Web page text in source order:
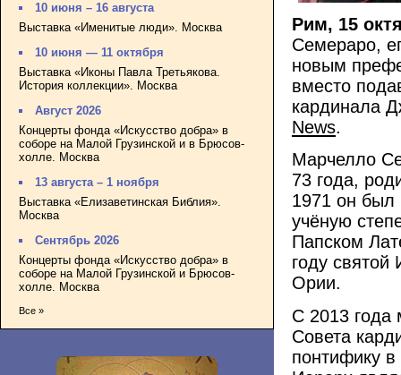
10 июня – 16 августа
Выставка «Именитые люди». Москва
10 июня — 11 октября
Выставка «Иконы Павла Третьякова.
История коллекции». Москва
Август 2026
Концерты фонда «Искусство добра» в
соборе на Малой Грузинской и в Брюсов-
холле. Москва
13 августа – 1 ноября
Выставка «Елизаветинская Библия».
Москва
Сентябрь 2026
Концерты фонда «Искусство добра» в
соборе на Малой Грузинской и Брюсов-
холле. Москва
Все »
Рим, 15
Семераро,
новым
вместо
кардинала
News.
Марчелло
73 года,
1971 он был
учёную
Папском
году святой
Ории.
С 2013 года
Совета
понтифику